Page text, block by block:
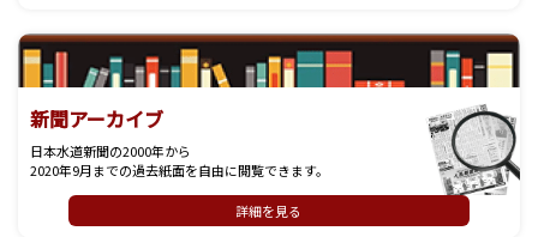
新聞アーカイブ
日本水道新聞の2000年から
2020年9月までの過去紙面を自由に閲覧できます。
詳細を見る